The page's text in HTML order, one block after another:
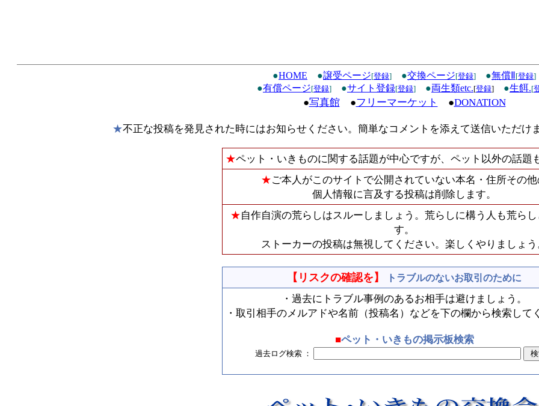
●HOME ●譲受ページ[登録] ●交換ページ[登録] ●無償Ⅱ [登録]
●有償ページ[登録] ●サイト登録[登録] ●両生類etc.[登録] ●生餌.[
●写真館●フリーマーケット ●DONATION
★不正な投稿を発見された時にはお知らせください。簡単なコメントを添えて送信いただけま
★ペット・いきものに関する話題が中心ですが、ペット以外の話題
★ご本人がこのサイトで公開されていない本名・住所その
個人情報に言及する投稿は削除します。
★自作自演の荒らしはスルーしましょう。荒らしに構う人も荒ら
す。
ストーカーの投稿は無視してください。楽しくやりましょう
【リスクの確認を】 トラブルのないお取引のために
・過去にトラブル事例のあるお相手は避けましょう。
・取引相手のメルアドや名前（投稿名）などを下の欄から検索して
■ペット・いきもの掲示板検索
過去ログ検索 ：